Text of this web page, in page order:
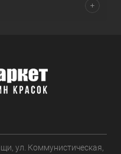
ул. Коммунистическая,